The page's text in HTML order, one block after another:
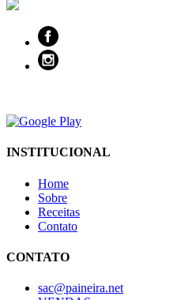
INSTITUCIONAL
Home
Sobre
Receitas
Contato
CONTATO
sac@paineira.net